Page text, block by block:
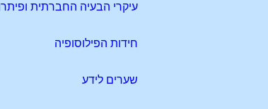
עיקרי הבעיה החברתית
חידות הפילוסופיה
שערים לידע